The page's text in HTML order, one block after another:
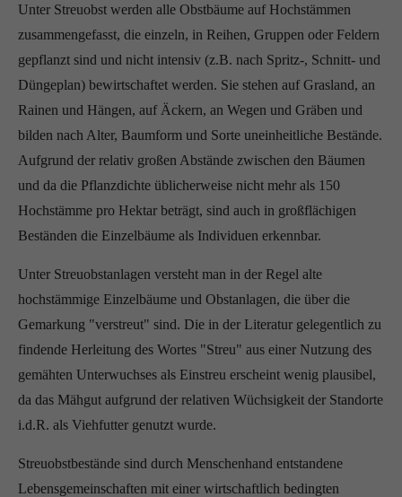
Unter Streuobst werden alle Obstbäume auf Hochstämmen
zusammengefasst, die einzeln, in Reihen, Gruppen oder Feldern
gepflanzt sind und nicht intensiv (z.B. nach Spritz-, Schnitt- und
Düngeplan) bewirtschaftet werden. Sie stehen auf Grasland, an
Rainen und Hängen, auf Äckern, an Wegen und Gräben und
bilden nach Alter, Baumform und Sorte uneinheitliche Bestände.
Aufgrund der relativ großen Abstände zwischen den Bäumen
und da die Pflanzdichte üblicherweise nicht mehr als 150
Hochstämme pro Hektar beträgt, sind auch in großflächigen
Beständen die Einzelbäume als Individuen erkennbar.
Unter Streuobstanlagen versteht man in der Regel alte
hochstämmige Einzelbäume und Obstanlagen, die über die
Gemarkung "verstreut" sind. Die in der Literatur gelegentlich zu
findende Herleitung des Wortes "Streu" aus einer Nutzung des
gemähten Unterwuchses als Einstreu erscheint wenig plausibel,
da das Mähgut aufgrund der relativen Wüchsigkeit der Standorte
i.d.R. als Viehfutter genutzt wurde.
Streuobstbestände sind durch Menschenhand entstandene
Lebensgemeinschaften mit einer wirtschaftlich bedingten